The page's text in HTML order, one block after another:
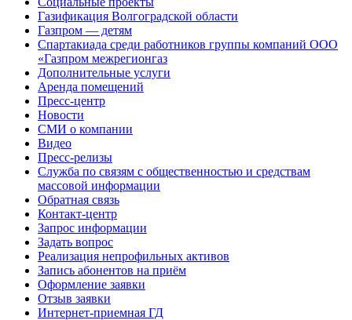
Газификация Волгоградской области
Газпром — детям
Спартакиада среди работников группы компаний ООО
«Газпром межрегионгаз
Дополнительные услуги
Аренда помещений
Пресс-центр
Новости
СМИ о компании
Видео
Пресс-релизы
Служба по связям с общественностью и средствам
массовой информации
Обратная связь
Контакт-центр
Запрос информации
Задать вопрос
Реализация непрофильных активов
Запись абонентов на приём
Оформление заявки
Отзыв заявки
Интернет-приемная ГД